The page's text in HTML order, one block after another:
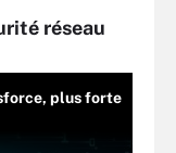
réseau
plus forte